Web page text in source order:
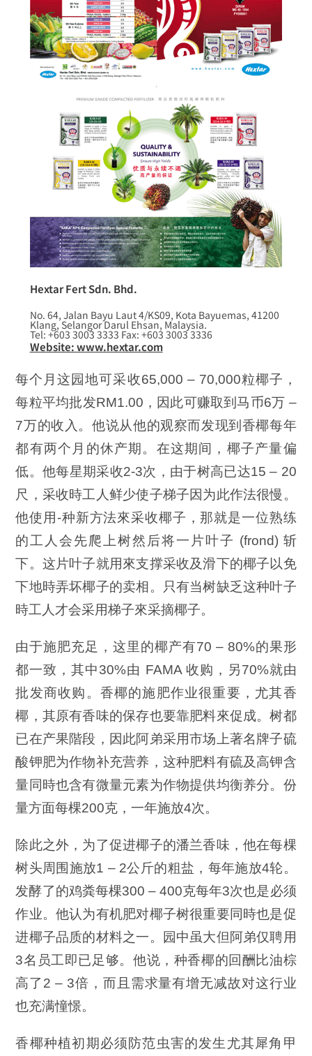
Hextar Fert Sdn. Bhd.
No. 64, Jalan Bayu Laut 4/KS09, Kota Bayuemas, 41200
Klang, Selangor Darul Ehsan, Malaysia.
Tel: +603 3003 3333 Fax: +603 3003 3336
Website: www.hextar.com
每个月这园地可采收65,000 – 70,000粒椰子，
每粒平均批发RM1.00，因此可赚取到马币6万 –
7万的收入。他说从他的观察而发现到香椰每年
都有两个月的休产期。在这期间，椰子产量偏
低。他每星期采收2-3次，由于树高已达15 – 20
尺，采收時工人鲜少使子梯子因为此作法很慢。
他使用-种新方法來采收椰子，那就是一位熟练
的工人会先爬上树然后将一片叶子 (frond) 斩
下。这片叶子就用來支撑采收及滑下的椰子以免
下地時弄坏椰子的卖相。只有当树缺乏这种叶子
時工人才会采用梯子來采摘椰子。
由于施肥充足，这里的椰产有70 – 80%的果形
都一致，其中30%由 FAMA 收购，另70%就由
批发商收购。香椰的施肥作业很重要，尤其香
椰，其原有香味的保存也要靠肥料來促成。树都
已在产果階段，因此阿弟采用市场上著名牌子硫
酸钾肥为作物补充营养，这种肥料有硫及高钾含
量同時也含有微量元素为作物提供均衡养分。份
量方面每棵200克，一年施放4次。
除此之外，为了促进椰子的潘兰香味，他在每棵
树头周围施放1 – 2公斤的粗盐，每年施放4轮。
发酵了的鸡粪每棵300 – 400克每年3次也是必须
作业。他认为有机肥对椰子树很重要同時也是促
进椰子品质的材料之一。园中虽大但阿弟仅聘用
3名员工即已足够。他说，种香椰的回酬比油棕
高了2 – 3倍，而且需求量有增无减故对这行业
也充满憧憬。
香椰种植初期必须防范虫害的发生尤其犀角甲